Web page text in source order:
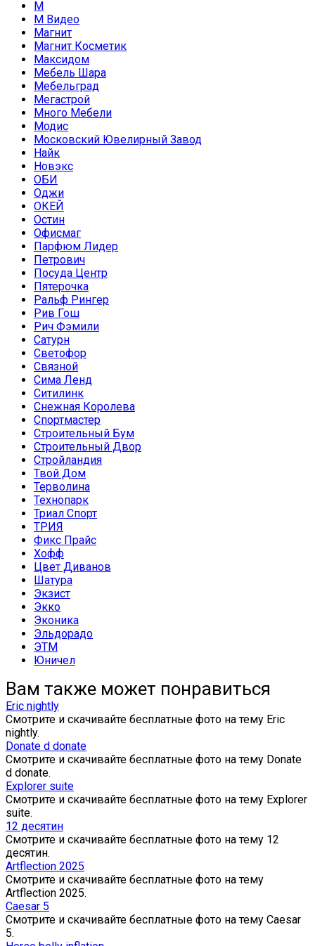
М
М Видео
Магнит
Магнит Косметик
Максидом
Мебель Шара
Мебельград
Мегастрой
Много Мебели
Модис
Московский Ювелирный Завод
Найк
Новэкс
ОБИ
Оджи
ОКЕЙ
Остин
Офисмаг
Парфюм Лидер
Петрович
Посуда Центр
Пятерочка
Ральф Рингер
Рив Гош
Рич Фэмили
Сатурн
Светофор
Связной
Сима Ленд
Ситилинк
Снежная Королева
Спортмастер
Строительный Бум
Строительный Двор
Стройландия
Твой Дом
Терволина
Технопарк
Триал Спорт
ТРИЯ
Фикс Прайс
Хофф
Цвет Диванов
Шатура
Экзист
Экко
Эконика
Эльдорадо
ЭТМ
Юничел
Вам также может понравиться
Eric nightly
Смотрите и скачивайте бесплатные фото на тему Eric
nightly.
Donate d donate
Смотрите и скачивайте бесплатные фото на тему Donate
d donate.
Explorer suite
Смотрите и скачивайте бесплатные фото на тему Explorer
suite.
12 десятин
Смотрите и скачивайте бесплатные фото на тему 12
десятин.
Artflection 2025
Смотрите и скачивайте бесплатные фото на тему
Artflection 2025.
Caesar 5
Смотрите и скачивайте бесплатные фото на тему Caesar
5.